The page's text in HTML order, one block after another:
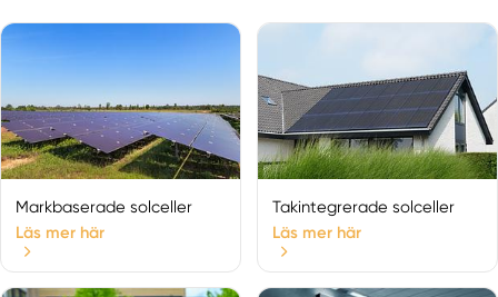
Ljusdal
Norrala
Ockelbo
Rengsjö
Segersta
Söderhamn
Voxnabruk
Markbaserade solceller
Läs mer här
Takintegrerade solceller
Läs mer här